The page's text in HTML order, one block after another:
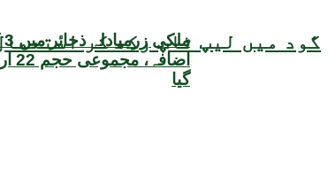
گود میں لیپ ٹاپ رکھ کر
گیا